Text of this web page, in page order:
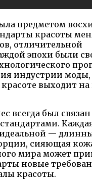
предметом
красоты
отличительной
эпохи были
индустрии моды,
красоте выходит
всегда был связан
—
сияющая
мира может
новые
красоты.